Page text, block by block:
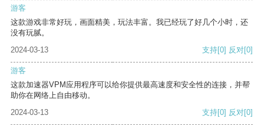
游客
这款游戏非常好玩，画面精美，玩法丰富。我已经玩了好几个小时，还
没有玩腻。
2024-03-13
支持[0] 反对[0]
游客
这款加速器VPM应用程序可以给你提供最高速度和安全性的连接，并帮
助你在网络上自由移动。
2024-03-13
支持[0] 反对[0]